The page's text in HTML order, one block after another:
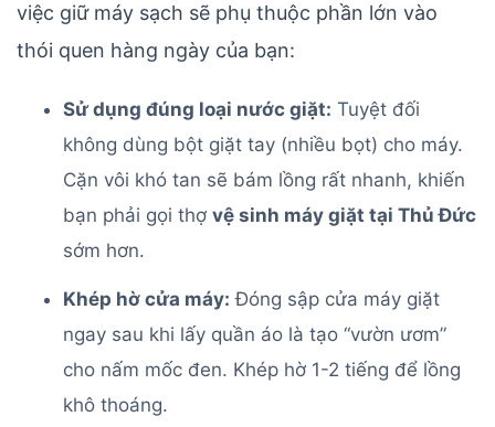
việc giữ máy sạch sẽ phụ thuộc phần lớn vào
thói quen hàng ngày của bạn:
Sử dụng đúng loại nước giặt: Tuyệt đối
không dùng bột giặt tay (nhiều bọt) cho máy.
Cặn vôi khó tan sẽ bám lồng rất nhanh, khiến
bạn phải gọi thợvệ sinh máy giặt tại Thủ Đức
sớm hơn.
Khép hờ cửa máy: Đóng sập cửa máy giặt
ngay sau khi lấy quần áo là tạo “vườn ươm”
cho nấm mốc đen. Khép hờ 1-2 tiếng để lồng
khô thoáng.